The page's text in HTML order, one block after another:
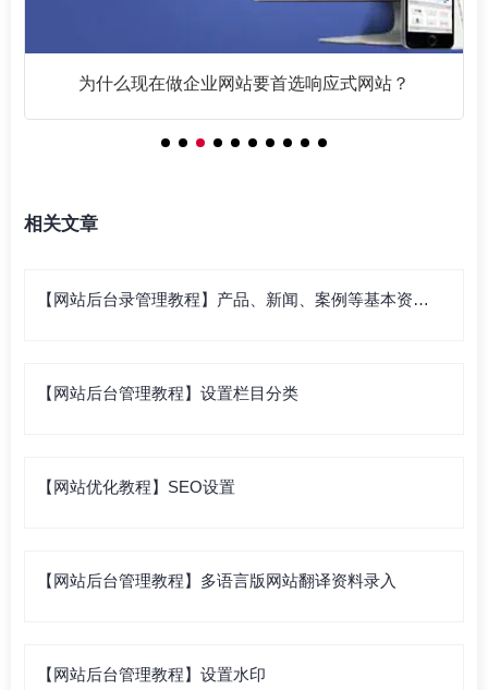
网站SEO优化基础篇之链接为皇
相关文章
【网站后台录管理教程】产品、新闻、案例等基本资料
【网站后台管理教程】设置栏目分类
【网站优化教程】SEO设置
【网站后台管理教程】多语言版网站翻译资料录入
【网站后台管理教程】设置水印